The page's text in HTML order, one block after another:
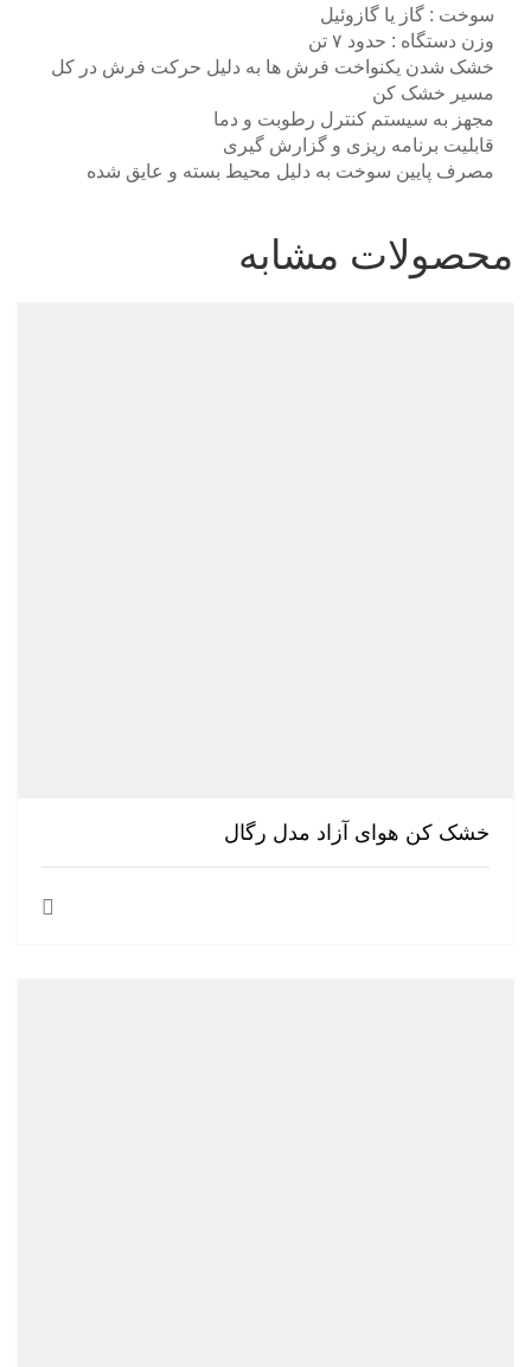
سوخت : گاز یا گازوئیل
وزن دستگاه : حدود ۷ تن
خشک شدن یکنواخت فرش ها به دلیل حرکت فرش در کل
مسیر خشک کن
مجهز به سیستم کنترل رطوبت و دما
قابلیت برنامه ریزی و گزارش گیری
مصرف پایین سوخت به دلیل محیط بسته و عایق شده
محصولات مشابه
خشک کن هوای آزاد مدل رگال